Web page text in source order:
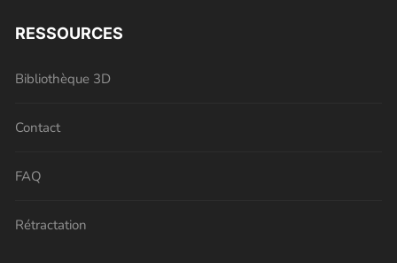
RESSOURCES
Bibliothèque 3D
Contact
FAQ
Rétractation